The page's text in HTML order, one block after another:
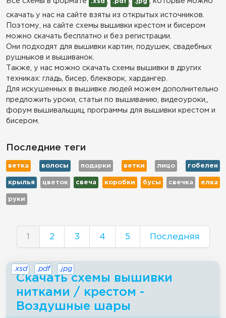
.xsd .pdf .jpg
скачать у нас на сайте взяты из открытых источников.
Поэтому, на сайте схемы вышивки крестом и бисером
можно скачать бесплатно и без регистрации.
Они подходят для вышивки картин, подушек, свадебных
рушныков и вышиванок.
Также, у нас можно скачать схемы вышивки в других
техниках: гладь, бисер, блекворк, хардангер.
Для искушенных в вышивке людей можем дополнительно
предложить уроки, статьи по вышиванию, видеоуроки,,
форум вышивальщиц, программы для вышивки крестом и
бисером.
Последние теги
ветка волосы подарки ветки лицо гобелен
крылья цветок свеча коробки бусы свечка елка
руки
1 2 3 4 5 Последняя
Скачать схемы вышивки
нитками / крестом -
Воздушные шары
.xsd .pdf .jpg